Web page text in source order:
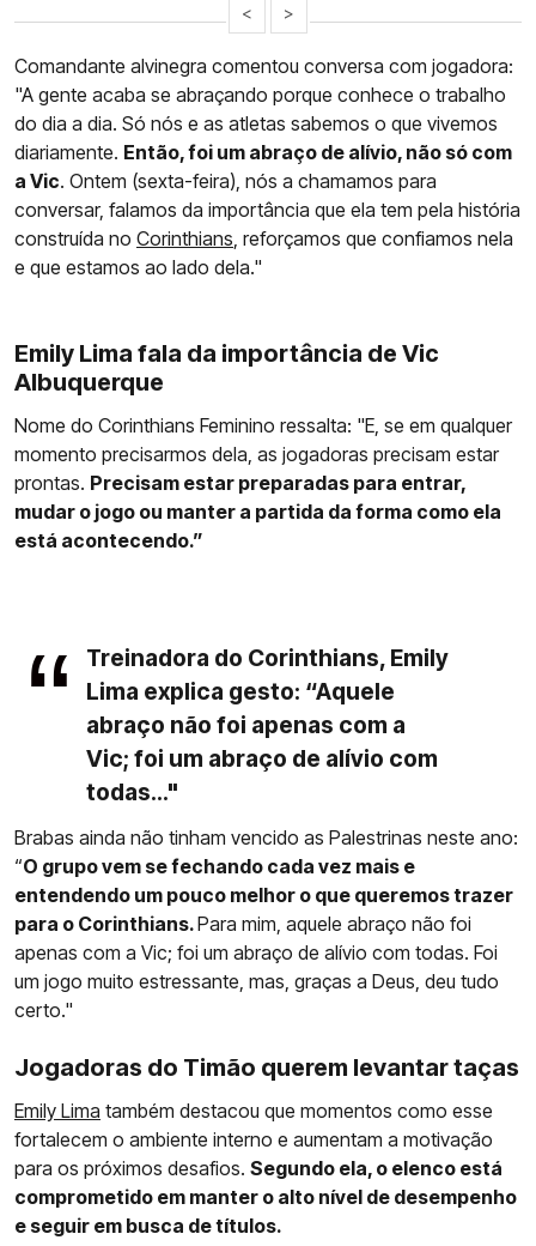
< >
Comandante alvinegra comentou conversa com jogadora:
"A gente acaba se abraçando porque conhece o trabalho
do dia a dia. Só nós e as atletas sabemos o que vivemos
diariamente. Então, foi um abraço de alívio, não só com
a Vic. Ontem (sexta-feira), nós a chamamos para
conversar, falamos da importância que ela tem pela história
construída no Corinthians , reforçamos que confiamos nela
e que estamos ao lado dela."
Emily Lima fala da importância de Vic
Albuquerque
Nome do Corinthians Feminino ressalta: "E, se em qualquer
momento precisarmos dela, as jogadoras precisam estar
prontas. Precisam estar preparadas para entrar,
mudar o jogo ou manter a partida da forma como ela
está acontecendo.”
Treinadora do Corinthians, Emily
Lima explica gesto: “Aquele
abraço não foi apenas com a
Vic; foi um abraço de alívio com
todas..."
Brabas ainda não tinham vencido as Palestrinas neste ano:
“O grupo vem se fechando cada vez mais e
entendendo um pouco melhor o que queremos trazer
para o Corinthians.Para mim, aquele abraço não foi
apenas com a Vic; foi um abraço de alívio com todas. Foi
um jogo muito estressante, mas, graças a Deus, deu tudo
certo."
Jogadoras do Timão querem levantar taças
Emily Lima também destacou que momentos como esse
fortalecem o ambiente interno e aumentam a motivação
para os próximos desafios. Segundo ela, o elenco está
comprometido em manter o alto nível de desempenho
e seguir em busca de títulos.